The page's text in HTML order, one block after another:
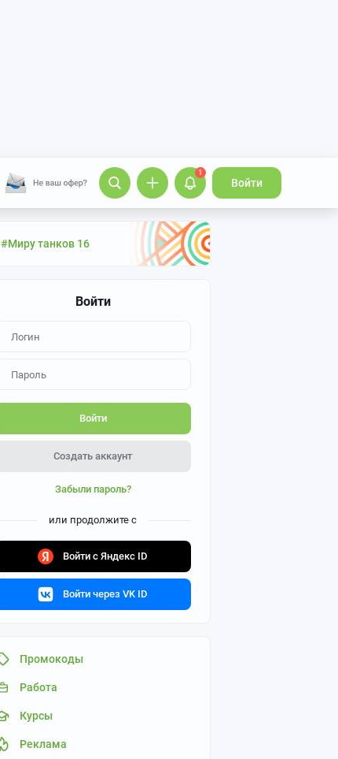
1
Войти
#Миру танков 16
Войти
Войти
Создать аккаунт
Забыли пароль?
или продолжите с
Войти с Яндекс ID
Войти через VK ID
Промокоды
Работа
Курсы
Реклама